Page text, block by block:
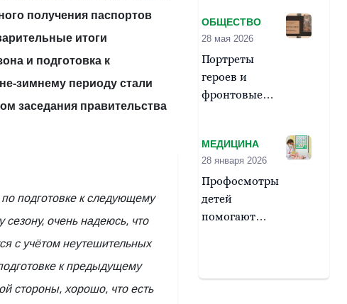
получения паспортов
итоги
и подготовка к
зимнему периоду стали
заседания правительства
подготовке к следующему
сезону, очень надеюсь, что
с учётом неутешительных
к предыдущему
стороны, хорошо, что есть
ОБЩЕСТВО
28 мая 2026
Портреты
героев и
фронтовые
на выставке
«За други
СВОя» в
резиденции
губернатора
МЕДИЦИНА
28 января 2026
Профосмотры
детей
помогают